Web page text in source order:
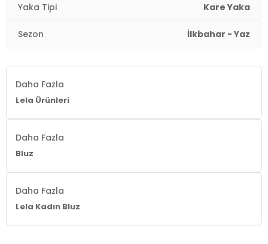
Yaka Tipi Kare Yaka
Sezon İlkbahar - Yaz
Daha Fazla
Lela Ürünleri
Daha Fazla
Bluz
Daha Fazla
Lela Kadın Bluz